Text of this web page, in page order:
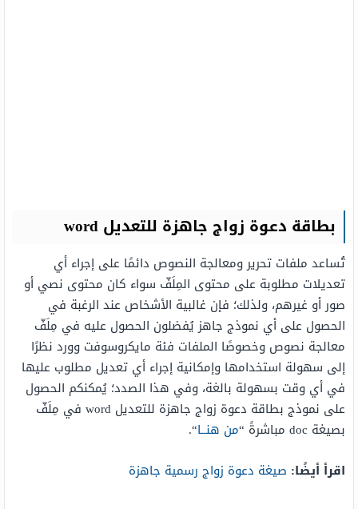
بطاقة دعوة زواج جاهزة للتعديل word
تُساعد ملفات تحرير ومعالجة النصوص دائمًا على إجراء أي
تعديلات مطلوبة على محتوى المِلَفّ سواء كان محتوى نصي أو
صور أو غيرهم، ولذلك؛ فإن غالبية الأشخاص عند الرغبة في
الحصول على أي نموذج جاهز يُفضلون الحصول عليه في مِلَفّ
معالجة نصوص وخصوصًا الملفات فئة مايكروسوفت وورد نظرًا
إلى سهولة استخدامها وإمكانية إجراء أي تعديل مطلوب عليها
في أي وقت بسهولة بالغة، وفي هذا الصدد؛ يُمكنكم الحصول
على نموذج بطاقة دعوة زواج جاهزة للتعديل word في مِلَفّ
بصيغة doc مباشرةً “
من هنــا“.
اقرأ أيضًا: صيغة دعوة زواج رسمية جاهزة